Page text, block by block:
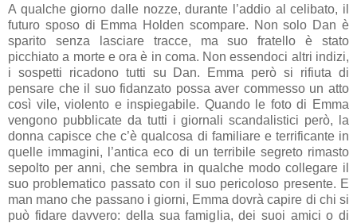
A qualche giorno dalle nozze, durante l’addio al celibato, il
futuro sposo di Emma Holden scompare. Non solo Dan è
sparito senza lasciare tracce, ma suo fratello è stato
picchiato a morte e ora è in coma. Non essendoci altri indizi,
i sospetti ricadono tutti su Dan. Emma però si rifiuta di
pensare che il suo fidanzato possa aver commesso un atto
così vile, violento e inspiegabile. Quando le foto di Emma
vengono pubblicate da tutti i giornali scandalistici però, la
donna capisce che c’è qualcosa di familiare e terrificante in
quelle immagini, l’antica eco di un terribile segreto rimasto
sepolto per anni, che sembra in qualche modo collegare il
suo problematico passato con il suo pericoloso presente. E
man mano che passano i giorni, Emma dovrà capire di chi si
può fidare davvero: della sua famiglia, dei suoi amici o di